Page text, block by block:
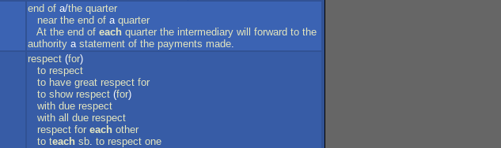
end of a/the quarter
near the end of a quarter
At the end of each quarter the intermediary will forward to the
authority a statement of the payments made.
respect (for)
to respect
to have great respect for
to show respect (for)
with due respect
with all due respect
respect for each other
to teach sb. to respect one